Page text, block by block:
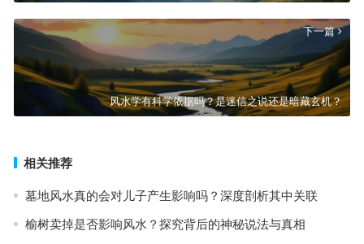
下一篇
风水学有科学依据吗？是迷信之说还是暗藏玄机？
相关推荐
墓地风水真的会对儿子产生影响吗？深度剖析其中关联
榆树卖掉是否影响风水？探究背后的神秘说法与真相